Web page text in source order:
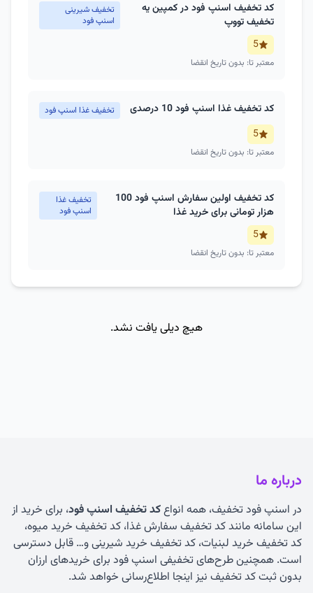
کد تخفیف اسنپ فود در کمپین یه
تخفیف تووپ
تخفیف شیرینی
اسنپ فود
5
معتبر تا: بدون تاریخ انقضا
کد تخفیف غذا اسنپ فود 10 درصدی تخفیف غذا اسنپ فود
5
معتبر تا: بدون تاریخ انقضا
کد تخفیف اولین سفارش اسنپ فود 100
هزار تومانی برای خرید غذا
تخفیف غذا
اسنپ فود
5
معتبر تا: بدون تاریخ انقضا
هیچ دیلی یافت نشد.
درباره ما
در اسنپ فود تخفیف، همه انواعکد تخفیف اسنپ فود، برای خرید از
این سامانه مانند کد تخفیف سفارش غذا، کد تخفیف خرید میوه،
کد تخفیف خرید لبنیات، کد تخفیف خرید شیرینی و… قابل دسترسی
است. همچنین طرح‌های تخفیفی اسنپ فود برای خریدهای ارزان
بدون ثبت کد تخفیف نیز اینجا اطلاع‌رسانی خواهد شد.